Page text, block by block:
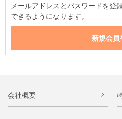
メールアドレスとパスワードを登
できるようになります。
会社概要